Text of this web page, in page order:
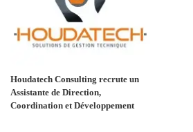
Houdatech Consulting recrute un
Assistante de Direction,
Coordination et Développement